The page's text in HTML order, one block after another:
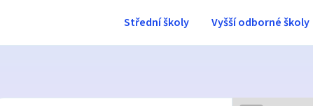
Střední školy Vyšší odborné školy